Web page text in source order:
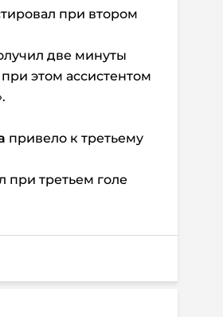
при втором
две минуты
этом ассистентом
привело к третьему
при третьем голе